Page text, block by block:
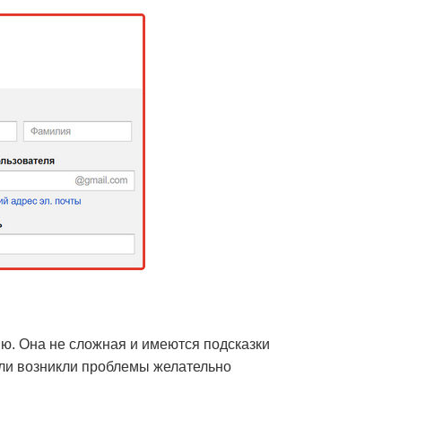
Она не сложная и имеются подсказки
возникли проблемы желательно